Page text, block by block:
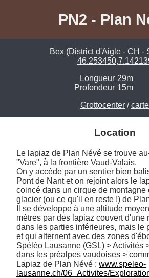
PN2 - Plan
Bex (District d'Aigle - CH -
Longueur 29m
Profondeur 15m
Grottocenter /carte
Location
Le lapiaz de Plan Névé se trouve
"Vare", à la frontière Vaud-Valais.
On y accède par un sentier bien
Pont de Nant et on rejoint alors le
coincé dans un cirque de montagne
glacier (ou ce qu'il en reste !) de
Il se développe à une altitude
mètres par des lapiaz couvert d'une
dans les parties inférieures, mais le
et qui alternent avec des zones
Spéléo Lausanne (GSL) > Activités
dans les préalpes vaudoises >
Lapiaz de Plan Névé : www.speleo-
lausanne.ch/06_Activites/